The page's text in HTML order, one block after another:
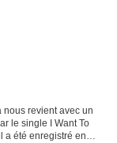
nous revient avec un
le single I Want To
a été enregistré en